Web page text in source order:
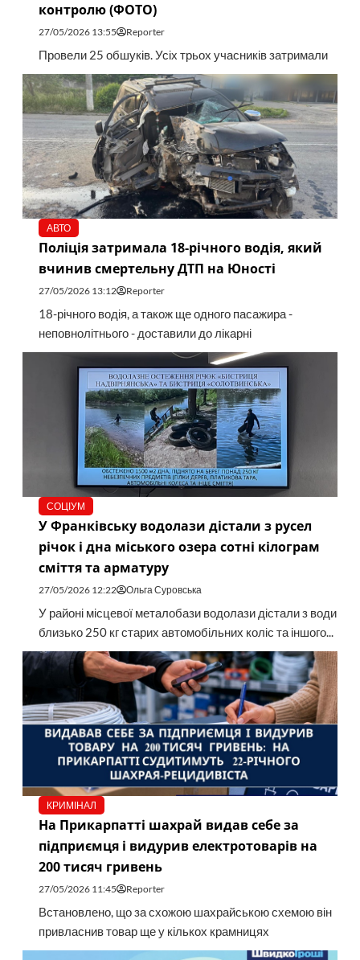
контролю (ФОТО)
27/05/2026 13:55 Reporter
Провели 25 обшуків. Усіх трьох учасників затримали
АВТО
Поліція затримала 18-річного водія, який
вчинив смертельну ДТП на Юності
27/05/2026 13:12 Reporter
18-річного водія, а також ще одного пасажира -
неповнолітнього - доставили до лікарні
СОЦІУМ
У Франківську водолази дістали з русел
річок і дна міського озера сотні кілограм
сміття та арматуру
27/05/2026 12:22 Ольга Суровська
У районі місцевої металобази водолази дістали з води
близько 250 кг старих автомобільних коліс та іншого...
КРИМІНАЛ
На Прикарпатті шахрай видав себе за
підприємця і видурив електротоварів на
200 тисяч гривень
27/05/2026 11:45 Reporter
Встановлено, що за схожою шахрайською схемою він
привласнив товар ще у кількох крамницях